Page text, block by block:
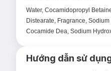
Water, Cocamidopropyl
Distearate, Fragrance,
Cocamide Dea, Sodium
Hướng dẫn sử